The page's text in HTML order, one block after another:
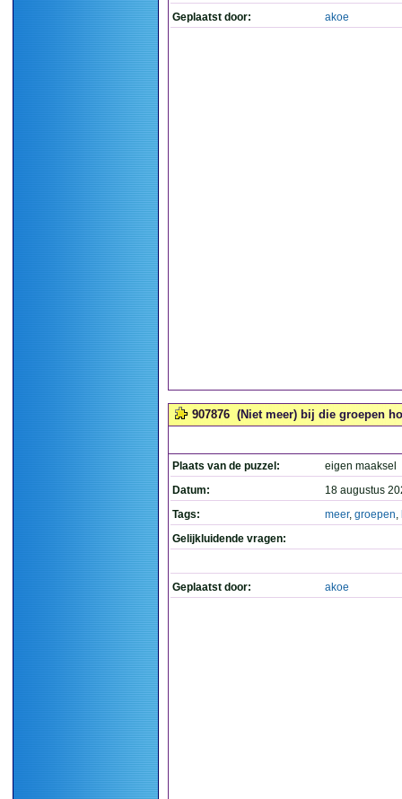
Geplaatst door: akoe
907876 (Niet meer) bij die groepen
Plaats van de puzzel:
eigen maaksel
Datum:
18 augustus
Tags:
meer, groepen,
Gelijkluidende vragen:
Geplaatst door: akoe